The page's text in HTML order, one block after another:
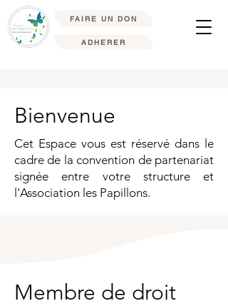
FAIRE UN DON
ADHERER
Bienvenue
Cet Espace vous est réservé dans le
cadre de la convention de partenariat
signée entre votre structure et
l'Association les Papillons.
Membre de droit